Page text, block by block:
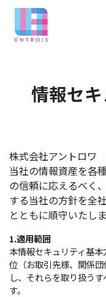
情報セ
株式会社アントロワ
当社の情報資産を各
の信頼に応えるべく
する当社の方針を全
とともに順守いたしま
1.適用範囲
本情報セキュリティ基
位（お取引先様、関係
し、それらを取り扱う
す。